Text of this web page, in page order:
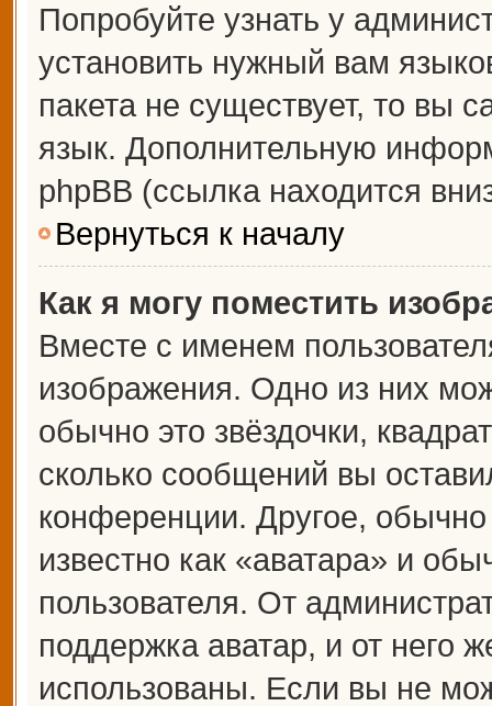
Попробуйте узнать у
установить нужный вам
пакета не существует, то вы
язык. Дополнительную
phpBB (ссылка находится
Вернуться к началу
Как я могу поместить
Вместе с именем
изображения. Одно из них
обычно это звёздочки,
сколько сообщений вы
конференции. Другое,
известно как «аватара» и
пользователя. От
поддержка аватар, и от него
использованы. Если вы не